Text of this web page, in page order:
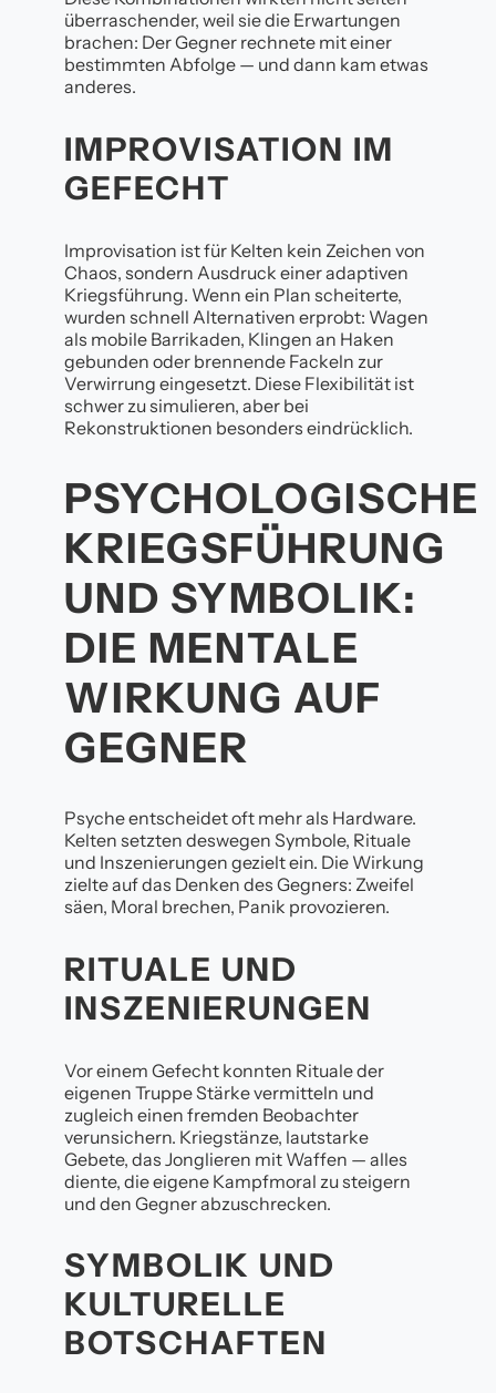
überraschender, weil sie die Erwartungen
brachen: Der Gegner rechnete mit einer
bestimmten Abfolge — und dann kam etwas
anderes.
IMPROVISATION IM
GEFECHT
Improvisation ist für Kelten kein Zeichen von
Chaos, sondern Ausdruck einer adaptiven
Kriegsführung. Wenn ein Plan scheiterte,
wurden schnell Alternativen erprobt: Wagen
als mobile Barrikaden, Klingen an Haken
gebunden oder brennende Fackeln zur
Verwirrung eingesetzt. Diese Flexibilität ist
schwer zu simulieren, aber bei
Rekonstruktionen besonders eindrücklich.
PSYCHOLOGISCHE
KRIEGSFÜHRUNG
UND SYMBOLIK:
DIE MENTALE
WIRKUNG AUF
GEGNER
Psyche entscheidet oft mehr als Hardware.
Kelten setzten deswegen Symbole, Rituale
und Inszenierungen gezielt ein. Die Wirkung
zielte auf das Denken des Gegners: Zweifel
säen, Moral brechen, Panik provozieren.
RITUALE UND
INSZENIERUNGEN
Vor einem Gefecht konnten Rituale der
eigenen Truppe Stärke vermitteln und
zugleich einen fremden Beobachter
verunsichern. Kriegstänze, lautstarke
Gebete, das Jonglieren mit Waffen — alles
diente, die eigene Kampfmoral zu steigern
und den Gegner abzuschrecken.
SYMBOLIK UND
KULTURELLE
BOTSCHAFTEN